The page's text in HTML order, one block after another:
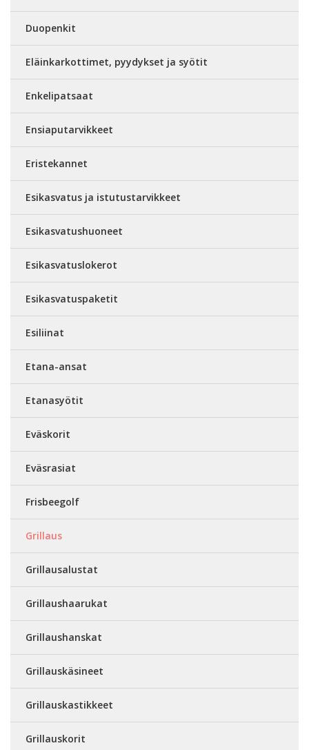
Duopenkit
Eläinkarkottimet, pyydykset ja syötit
Enkelipatsaat
Ensiaputarvikkeet
Eristekannet
Esikasvatus ja istutustarvikkeet
Esikasvatushuoneet
Esikasvatuslokerot
Esikasvatuspaketit
Esiliinat
Etana-ansat
Etanasyötit
Eväskorit
Eväsrasiat
Frisbeegolf
Grillaus
Grillausalustat
Grillaushaarukat
Grillaushanskat
Grillauskäsineet
Grillauskastikkeet
Grillauskorit